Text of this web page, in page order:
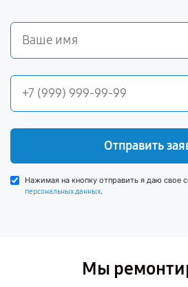
Отправить
Нажимая на кнопку отправить я даю свое
персональных данных.
Мы